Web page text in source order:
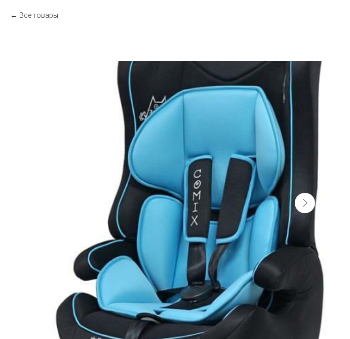
Все товары